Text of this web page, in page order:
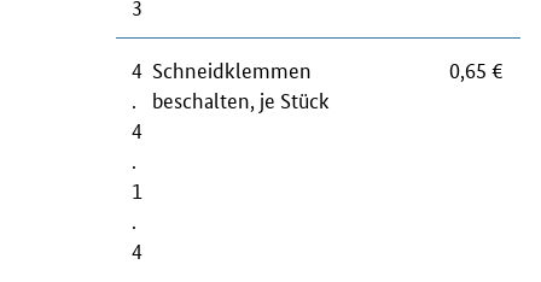
3
4
.
4
.
1
.
4
Schneidklemmen
beschalten, je Stück
0,65 €